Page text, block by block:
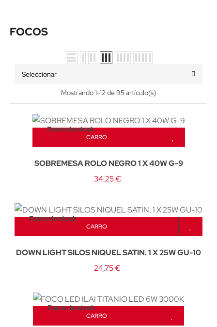
FOCOS
Seleccionar
Mostrando 1-12 de 95 artículo(s)
Fuera de stock
CARRO
SOBREMESA ROLO NEGRO 1 X 40W G-9
34,25 €
Fuera de stock
CARRO
DOWN LIGHT SILOS NIQUEL SATIN. 1 X 25W GU-10
24,75 €
Fuera de stock
CARRO